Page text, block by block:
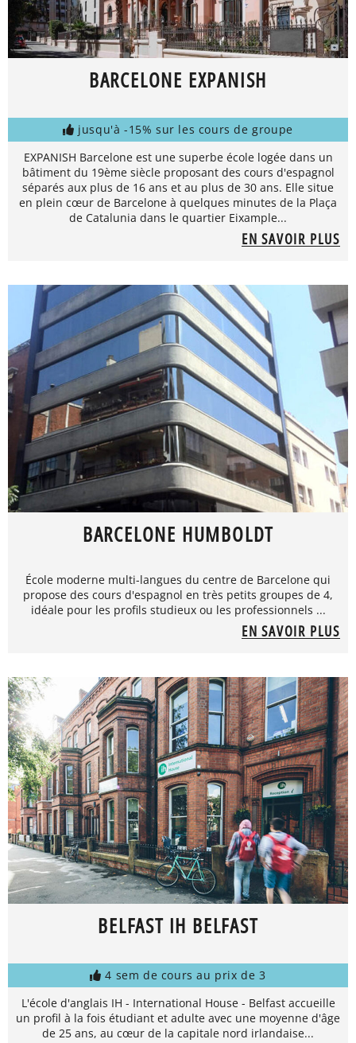
BARCELONE EXPANISH
jusqu'à -15% sur les cours de groupe
EXPANISH Barcelone est une superbe école logée dans un
bâtiment du 19ème siècle proposant des cours d'espagnol
séparés aux plus de 16 ans et au plus de 30 ans. Elle situe
en plein cœur de Barcelone à quelques minutes de la Plaça
de Catalunia dans le quartier Eixample...
EN SAVOIR PLUS
BARCELONE HUMBOLDT
École moderne multi-langues du centre de Barcelone qui
propose des cours d'espagnol en très petits groupes de 4,
idéale pour les profils studieux ou les professionnels ...
EN SAVOIR PLUS
BELFAST IH BELFAST
4 sem de cours au prix de 3
L'école d'anglais IH - International House - Belfast accueille
un profil à la fois étudiant et adulte avec une moyenne d'âge
de 25 ans, au cœur de la capitale nord irlandaise...